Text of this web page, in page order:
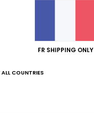
FR SHIPPING ONLY
ALL COUNTRIES